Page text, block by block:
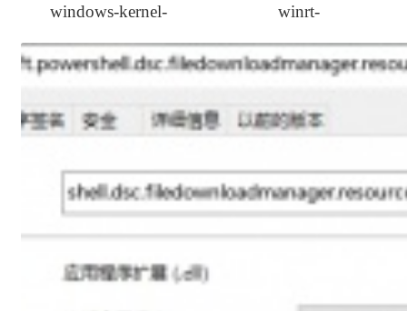
windows-kernel-
events.dll如何修复
winrt-
1-0.dll丢失一键修复